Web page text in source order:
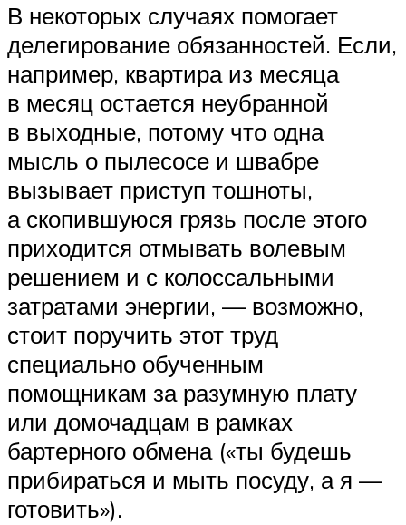
В некоторых случаях помогает
делегирование обязанностей. Если,
например, квартира из месяца
в месяц остается неубранной
в выходные, потому что одна
мысль о пылесосе и швабре
вызывает приступ тошноты,
а скопившуюся грязь после этого
приходится отмывать волевым
решением и с колоссальными
затратами энергии, — возможно,
стоит поручить этот труд
специально обученным
помощникам за разумную плату
или домочадцам в рамках
бартерного обмена («ты будешь
прибираться и мыть посуду, а я —
готовить»).